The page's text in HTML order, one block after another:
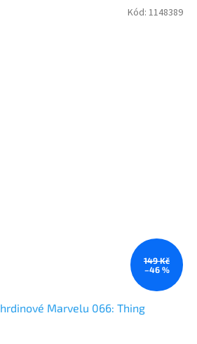
149 Kč
–46 %
Marvelu 066: Thing
Kód: 1148389